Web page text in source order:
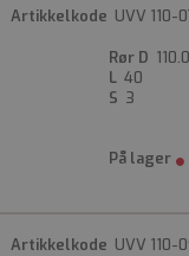
UVV 110-
110.0
40
3
UVV 110-